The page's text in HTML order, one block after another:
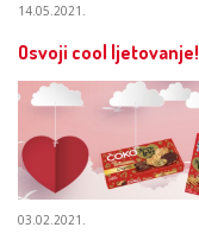
14.05.2021.
Osvoji cool ljetovanje!
03.02.2021.